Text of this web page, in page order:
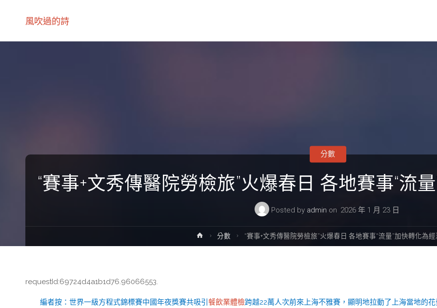
風吹過的詩
“賽事+文秀傳醫院勞檢旅”火爆春日 各地賽事“流
Posted by admin on 2026 年 1 月 23 日
分數
Home分數 “賽事+文秀傳醫院勞檢旅”火爆春日 各地賽事“流量”加快轉化為經
requestId:69724d4a1b1d76.96066553.
編者按：世界一級方程式錦標賽中國年夜獎賽共吸引 餐飲業體檢跨越22萬人次前來上海不雅賽，顯明地拉動了上海當地的花